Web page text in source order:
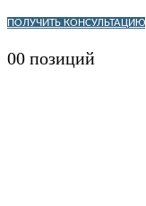
ПОЛУЧИТЬ КОНСУЛЬТАЦИЮ
00 позиций